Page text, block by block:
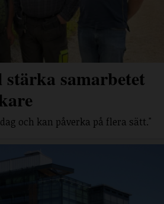
stärka samarbetet
och kan påverka på flera sätt."